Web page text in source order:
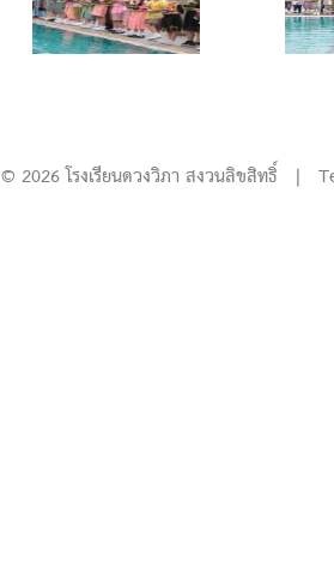
© 2026 โรงเรียนดวงวิภา สงวนลิขสิทธิ์ |